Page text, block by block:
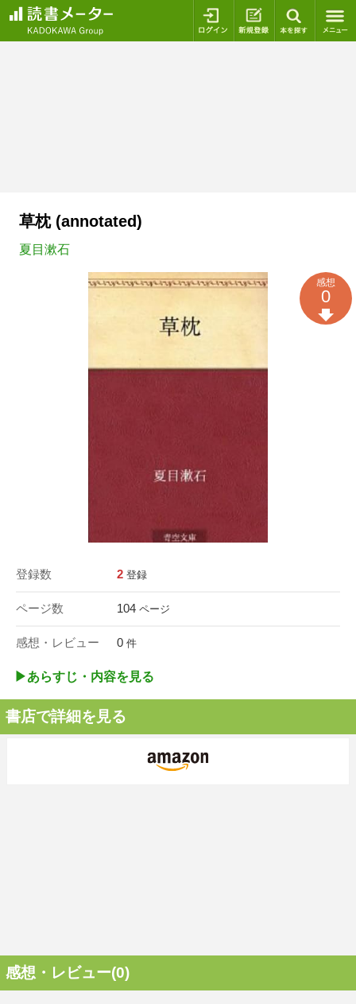
ログイン 新規登録
草枕 (annotated)
夏目漱石
登録数 2 登録
ページ数 104 ページ
感想・レビュー 0 件
感想
0
▶︎あらすじ・内容を見る
書店で詳細を見る
感想・レビュー(0)